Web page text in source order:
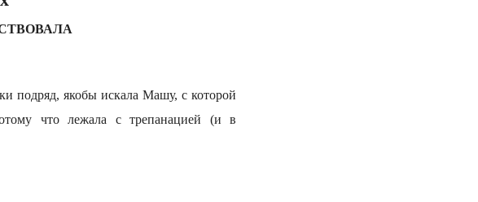
подряд, якобы искала Машу, с которой
что лежала с трепанацией (и в